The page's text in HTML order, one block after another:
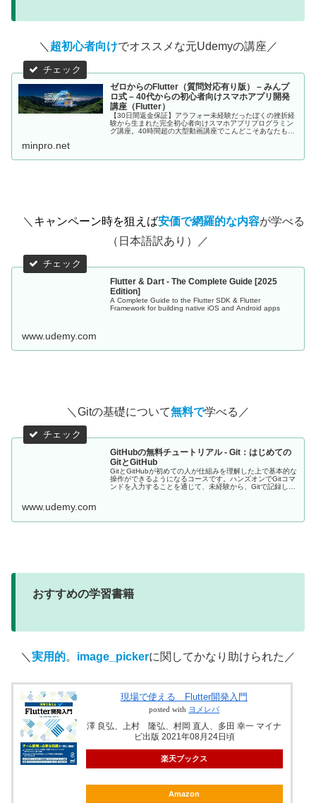
＼ 超初心者向けでオススメな元Udemyの講座／
ゼロからのFlutter（質問対応有り版） – みんプ
ロ式 – 40代からの初心者向けスマホアプリ開発
講座（Flutter）
【30日間返金保証】アラフォー未経験だったぼくの挫折経
験から生まれた完全初心者向けスマホアプリプログラミン
グ講座。40時間超の大型動画講座でこんどこそあなたもス
minpro.net
＼ キャンペーン時を狙えば安価で網羅的な内容が学べる
（日本語訳あり）／
Flutter & Dart - The Complete Guide [2025
Edition]
A Complete Guide to the Flutter SDK & Flutter
Framework for building native iOS and Android apps
www.udemy.com
＼Gitの基礎について無料で学べる／
GitHubの無料チュートリアル - Git：はじめての
GitとGitHub
GitとGitHubが初めての人が仕組みを理解した上で基本的な
操作ができるようになるコースです。ハンズオンでGitコマ
ンドを入力することを通じて、未経験から、Gitで記録し
www.udemy.com
おすすめの学習書籍
＼ 実用的。 image_pickerに関してかなり助けられた／
現場で使える Flutter開発入門
posted with ヨメレバ
澤 良弘、上村 隆弘、村岡 直人、多田 幸一 マイナ
ビ出版 2021年08月24日頃
楽天ブックス
Amazon